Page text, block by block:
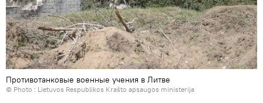
Противотанковые военные учения в Литве
© Photo : Lietuvos Respublikos Krašto apsaugos ministerija